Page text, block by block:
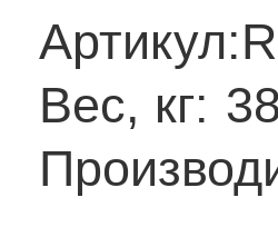
Артикул:
Вес, кг: 38